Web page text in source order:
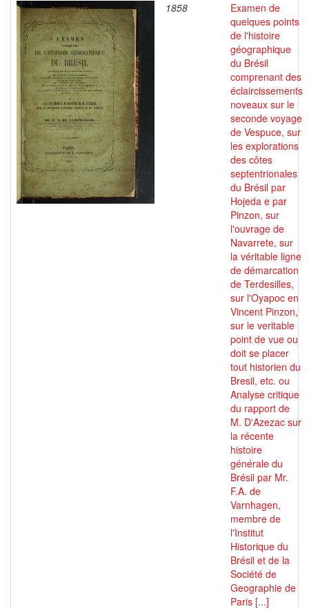
1858
Examen de
quelques points
de l'histoire
géographique
du Brésil
comprenant des
éclaircissements
noveaux sur le
seconde voyage
de Vespuce, sur
les explorations
des côtes
septentrionales
du Brésil par
Hojeda e par
Pinzon, sur
l'ouvrage de
Navarrete, sur
la véritable ligne
de démarcation
de Terdesilles,
sur l'Oyapoc en
Vincent Pinzon,
sur le veritable
point de vue ou
doit se placer
tout historien du
Bresil, etc. ou
Analyse critique
du rapport de
M. D'Azezac sur
la récente
histoire
générale du
Brésil par Mr.
F.A. de
Varnhagen,
membre de
l'Institut
Historique du
Brésil et de la
Société de
Geographie de
Paris [...]